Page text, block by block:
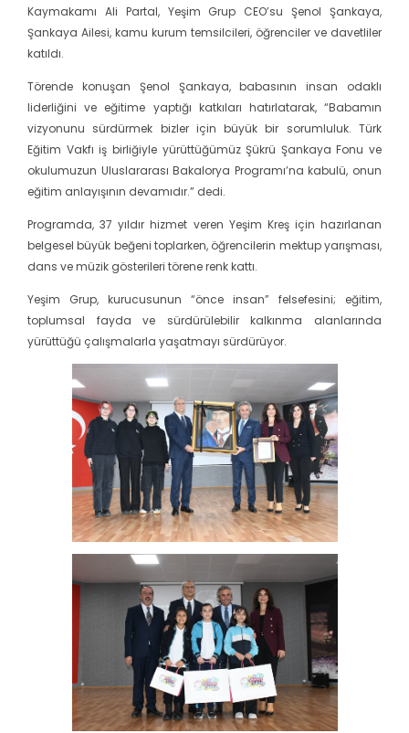
Kaymakamı Ali Partal, Yeşim Grup CEO’su Şenol Şankaya,
Şankaya Ailesi, kamu kurum temsilcileri, öğrenciler ve davetliler
katıldı.
Törende konuşan Şenol Şankaya, babasının insan odaklı
liderliğini ve eğitime yaptığı katkıları hatırlatarak, “Babamın
vizyonunu sürdürmek bizler için büyük bir sorumluluk. Türk
Eğitim Vakfı iş birliğiyle yürüttüğümüz Şükrü Şankaya Fonu ve
okulumuzun Uluslararası Bakalorya Programı’na kabulü, onun
eğitim anlayışının devamıdır.” dedi.
Programda, 37 yıldır hizmet veren Yeşim Kreş için hazırlanan
belgesel büyük beğeni toplarken, öğrencilerin mektup yarışması,
dans ve müzik gösterileri törene renk kattı.
Yeşim Grup, kurucusunun “önce insan” felsefesini; eğitim,
toplumsal fayda ve sürdürülebilir kalkınma alanlarında
yürüttüğü çalışmalarla yaşatmayı sürdürüyor.